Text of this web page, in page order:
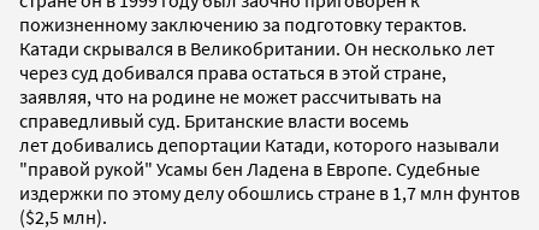
пожизненному заключению за подготовку терактов.
Катади скрывался в Великобритании. Он несколько лет
через суд добивался права остаться в этой стране,
заявляя, что на родине не может рассчитывать на
справедливый суд. Британские власти восемь
лет добивались депортации Катади, которого называли
"правой рукой" Усамы бен Ладена в Европе. Судебные
издержки по этому делу обошлись стране в 1,7 млн фунтов
($2,5 млн).